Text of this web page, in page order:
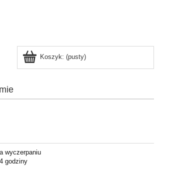
Koszyk: (pusty)
wyczerpaniu
godziny